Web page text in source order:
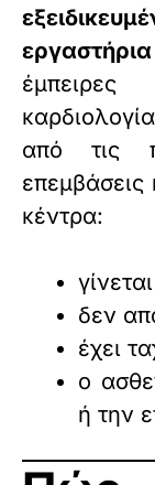
εργαστήρια
από τις
επεμβάσεις
κέντρα:
δεν
έχει
ο
ή την